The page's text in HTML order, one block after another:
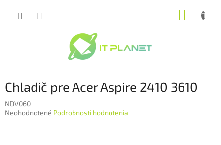
Chladič pre Acer Aspire 2410 3610
NDV060
Priemerné
Neohodnotené Podrobnosti hodnotenia